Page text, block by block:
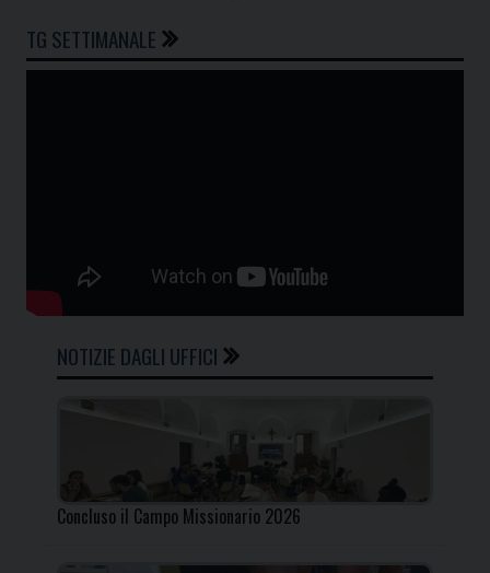
TG SETTIMANALE
NOTIZIE DAGLI UFFICI
Concluso il Campo Missionario 2026